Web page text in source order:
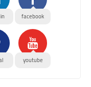
facebook
youtube